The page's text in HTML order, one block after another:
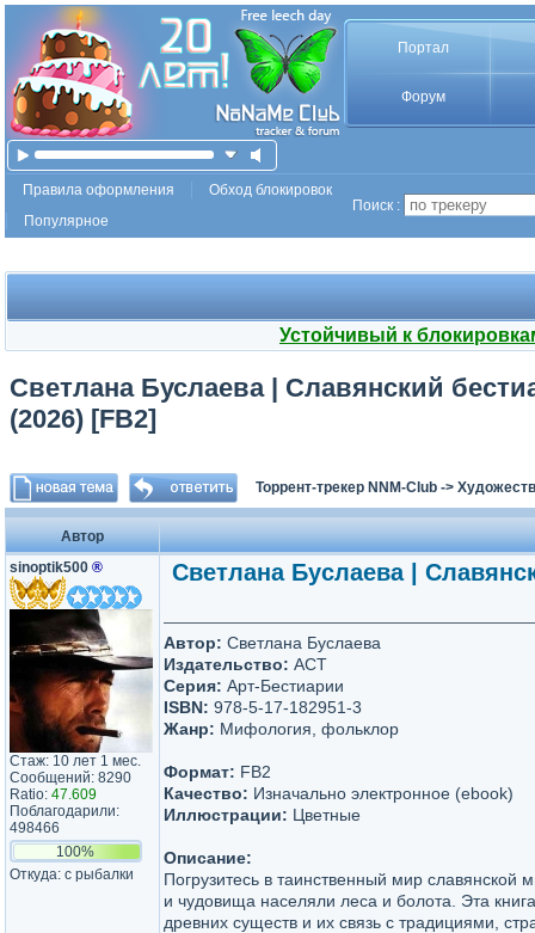
Портал
Форум
Правила оформления
Обход блокировок
Популярное
Поиск :
Устойчивый к
Светлана Буслаева | Славянский
(2026) [FB2]
Торрент-трекер NNM-Club ->
Автор
sinoptik500 ®
Стаж: 10 лет 1 мес.
Сообщений: 8290
Ratio: 47.609
Поблагодарили:
498466
100%
Откуда: с рыбалки
Светлана Буслаева |
Автор: Светлана Буслаева
Издательство: АСТ
Серия: Арт-Бестиарии
ISBN: 978-5-17-182951-3
Жанр: Мифология, фольклор
Формат: FB2
Качество: Изначально электронное (ebook)
Иллюстрации: Цветные
Описание:
Погрузитесь в таинственный мир славянской
и чудовища населяли леса и болота. Эта
древних существ и их связь с традициями,